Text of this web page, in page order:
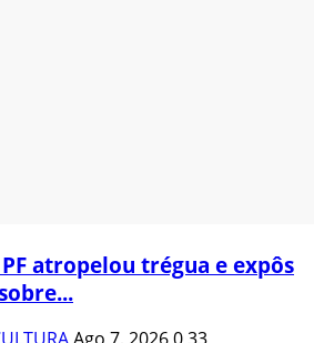
atropelou trégua e expôs